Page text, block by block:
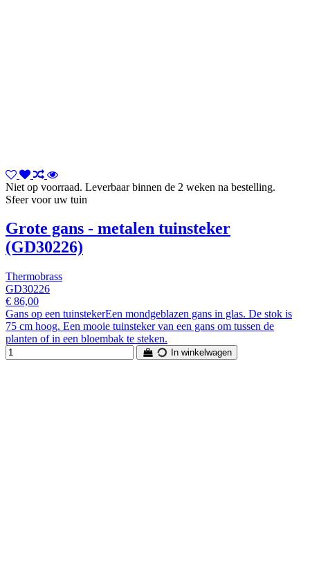
Niet op voorraad. Leverbaar binnen de 2 weken na bestelling.
Sfeer voor uw tuin
Grote gans - metalen tuinsteker
(GD30226)
Thermobrass
GD30226
€ 86,00
Gans op een tuinstekerEen mondgeblazen gans in glas. De stok is
75 cm hoog. Een mooie tuinsteker van een gans om tussen de
planten of in een bloembak te steken.
In winkelwagen